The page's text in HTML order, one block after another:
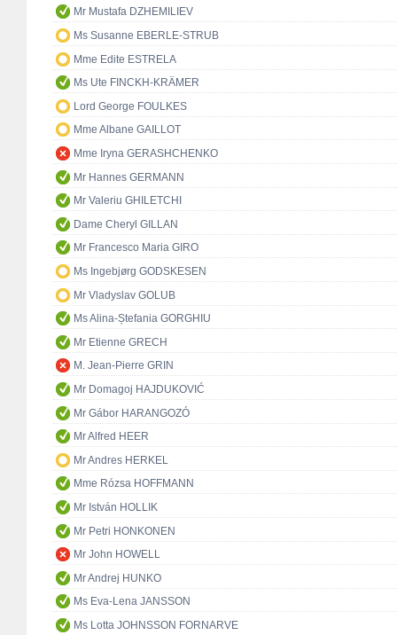
Mr Mustafa DZHEMILIEV
Ms Susanne EBERLE-STRUB
Mme Edite ESTRELA
Ms Ute FINCKH-KRÄMER
Lord George FOULKES
Mme Albane GAILLOT
Mme Iryna GERASHCHENKO
Mr Hannes GERMANN
Mr Valeriu GHILETCHI
Dame Cheryl GILLAN
Mr Francesco Maria GIRO
Ms Ingebjørg GODSKESEN
Mr Vladyslav GOLUB
Ms Alina-Ștefania GORGHIU
Mr Etienne GRECH
M. Jean-Pierre GRIN
Mr Domagoj HAJDUKOVIĆ
Mr Gábor HARANGOZÓ
Mr Alfred HEER
Mr Andres HERKEL
Mme Rózsa HOFFMANN
Mr István HOLLIK
Mr Petri HONKONEN
Mr John HOWELL
Mr Andrej HUNKO
Ms Eva-Lena JANSSON
Ms Lotta JOHNSSON FORNARVE